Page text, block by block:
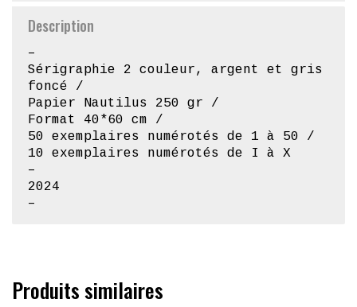
Description
–
Sérigraphie 2 couleur, argent et gris
foncé /
Papier Nautilus 250 gr /
Format 40*60 cm /
50 exemplaires numérotés de 1 à 50 /
10 exemplaires numérotés de I à X
–
2024
–
Produits similaires